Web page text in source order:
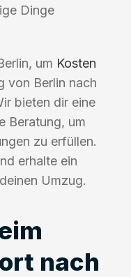
Dinge
um Kosten
von Berlin nach
bieten dir eine
Beratung, um
zu erfüllen.
erhalte ein
Umzug.
nach